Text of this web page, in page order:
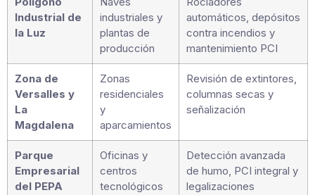
Industrial de
la Luz
industriales y
plantas de
producción
automáticos, depósitos
contra incendios y
mantenimiento PCI
Zona de
Versalles y
La
Magdalena
Zonas
residenciales
y
aparcamientos
Revisión de extintores,
columnas secas y
señalización
Parque
Empresarial
del PEPA
Oficinas y
centros
tecnológicos
Detección avanzada
de humo, PCI integral y
legalizaciones